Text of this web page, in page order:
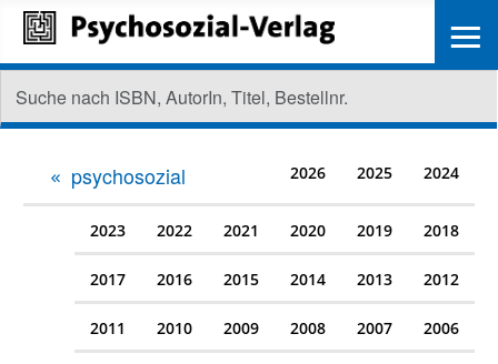
psychosozial 2026 2025 2024
2023 2022 2021 2020 2019 2018
2017 2016 2015 2014 2013 2012
2011 2010 2009 2008 2007 2006
≡